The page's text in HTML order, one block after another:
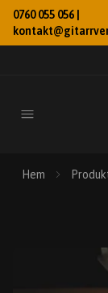
0760 055 056 |
Hem